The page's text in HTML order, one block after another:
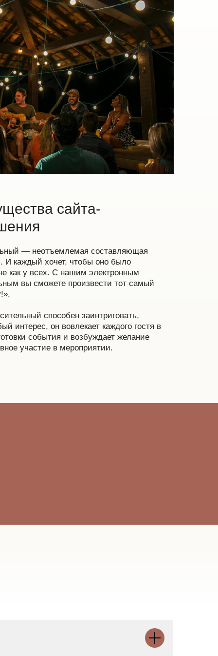
сайта-
— неотъемлемая составляющая
И каждый хочет, чтобы оно было
как у всех. С нашим электронным
вы сможете произвести тот самый
способен заинтриговать,
интерес, он вовлекает каждого гостя в
события и возбуждает желание
участие в мероприятии.